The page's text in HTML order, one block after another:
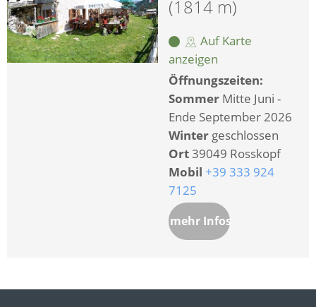
(1814 m)
Auf Karte
anzeigen
Öffnungszeiten:
Sommer Mitte Juni -
Ende September 2026
Winter geschlossen
Ort39049 Rosskopf
Mobil +39 333 924
7125
mehr Infos